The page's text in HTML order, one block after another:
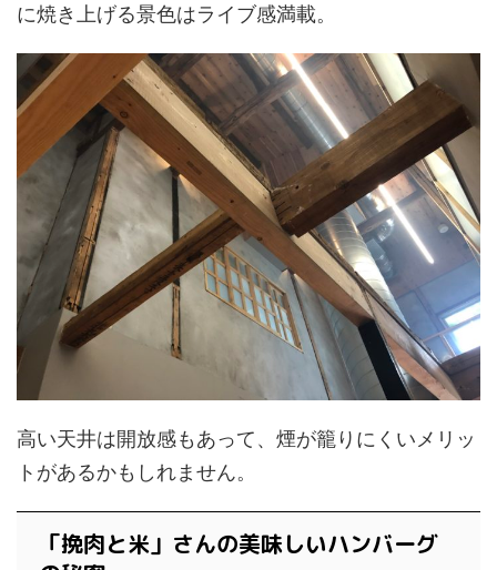
に焼き上げる景色はライブ感満載。
高い天井は開放感もあって、煙が籠りにくいメリッ
トがあるかもしれません。
「挽肉と米」さんの美味しいハンバーグ